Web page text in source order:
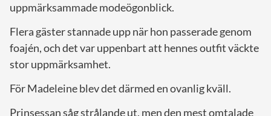
uppmärksammade modeögonblick.
Flera gäster stannade upp när hon passerade genom
foajén, och det var uppenbart att hennes outfit väckte
stor uppmärksamhet.
För Madeleine blev det därmed en ovanlig kväll.
Prinsessan såg strålande ut, men den mest omtalade